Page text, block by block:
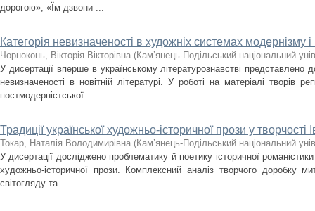
дорогою», «Їм дзвони ...
Категорія невизначеності в художніх системах модернізму
Чорноконь, Вікторія Вікторівна (Кам’янець-Подільський національний
У дисертації вперше в українському літературознавстві представлено
невизначеності в новітній літературі. У роботі на матеріалі творів
постмодерністської ...
Традиції української художньо-історичної прози у творчості
Токар, Наталія Володимирівна (Кам’янець-Подільський національний
У дисертації досліджено проблематику й поетику історичної
художньо-історичної прози. Комплексний аналіз творчого доробку
світогляду та ...